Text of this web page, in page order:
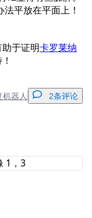
平放在平面上！
于证明卡罗莱纳
器人 2条评论